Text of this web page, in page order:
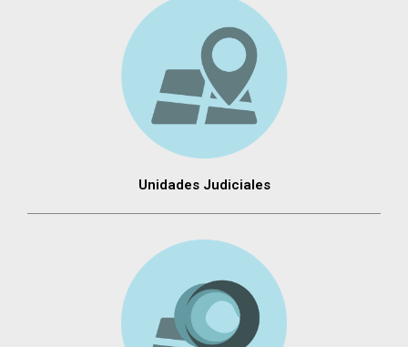
Unidades Judiciales